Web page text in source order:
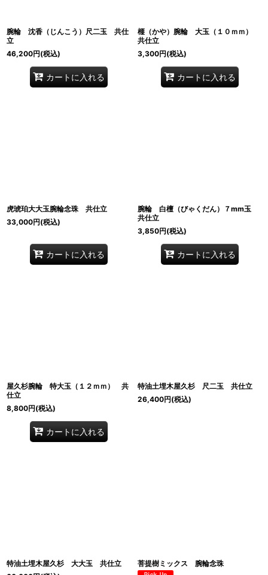
腕輪 沈香（じんこう）尺二玉 共仕
立
46,200円(税込)
カートに入れる
榧（かや）腕輪 大玉（１０ｍｍ）
共仕立
3,300円(税込)
カートに入れる
虎琥珀大大玉腕輪念珠 共仕立
33,000円(税込)
カートに入れる
腕輪 白檀（びゃくだん）７mm玉
共仕立
3,850円(税込)
カートに入れる
屋久杉腕輪 特大玉（１２ｍｍ） 共
仕立
8,800円(税込)
カートに入れる
特油土埋木屋久杉 尺二玉 共仕立
26,400円(税込)
特油土埋木屋久杉 大大玉 共仕立
菩提樹ミックス 腕輪念珠